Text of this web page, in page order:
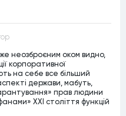
неозброєним оком видно,
корпоративної
на себе все більший
держави, мабуть,
прав людини
ХХІ століття функцій